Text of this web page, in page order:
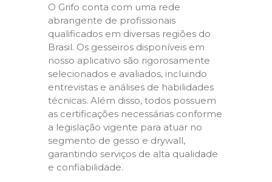
O Grifo conta com uma rede
abrangente de profissionais
qualificados em diversas regiões do
Brasil. Os gesseiros disponíveis em
nosso aplicativo são rigorosamente
selecionados e avaliados, incluindo
entrevistas e análises de habilidades
técnicas. Além disso, todos possuem
as certificações necessárias conforme
a legislação vigente para atuar no
segmento de gesso e drywall,
garantindo serviços de alta qualidade
e confiabilidade.